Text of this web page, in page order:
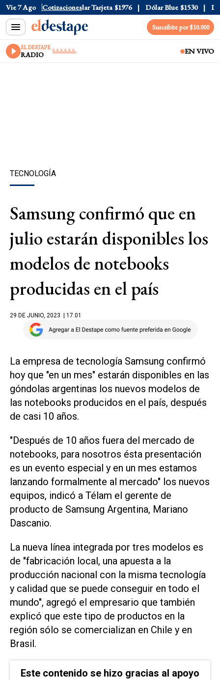
Vie 7 Ago Cotizaciones
Oficial $1520 Dólar Tarjeta $1976 Dólar Blue $1530
Suscribite por $10.000
EL DESTAPE
RADIO EN VIVO
TECNOLOGÍA
Samsung confirmó que en
julio estarán disponibles los
modelos de notebooks
producidas en el país
29 DE JUNIO, 2023 | 17.01
La empresa de tecnología Samsung confirmó
hoy que "en un mes" estarán disponibles en las
góndolas argentinas los nuevos modelos de
las notebooks producidos en el país, después
de casi 10 años.
"Después de 10 años fuera del mercado de
notebooks, para nosotros ésta presentación
es un evento especial y en un mes estamos
lanzando formalmente al mercado" los nuevos
equipos, indicó a Télam el gerente de
producto de Samsung Argentina, Mariano
Dascanio.
La nueva línea integrada por tres modelos es
de "fabricación local, una apuesta a la
producción nacional con la misma tecnología
y calidad que se puede conseguir en todo el
mundo", agregó el empresario que también
explicó que este tipo de productos en la
región sólo se comercializan en Chile y en
Brasil.
Este contenido se hizo gracias al apoyo